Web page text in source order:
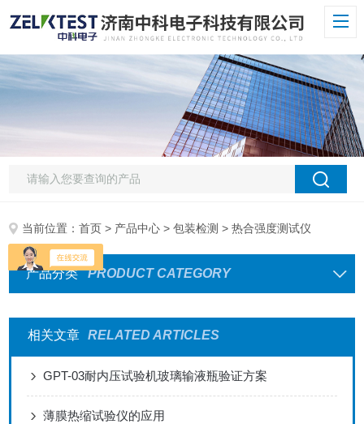
当前位置：首页 > 产品中心 >包装检测 > 热合强度测试仪
产品分类 PRODUCT CATEGORY
相关文章 RELATED ARTICLES
GPT-03耐内压试验机玻璃输液瓶验证方案
薄膜热缩试验仪的应用